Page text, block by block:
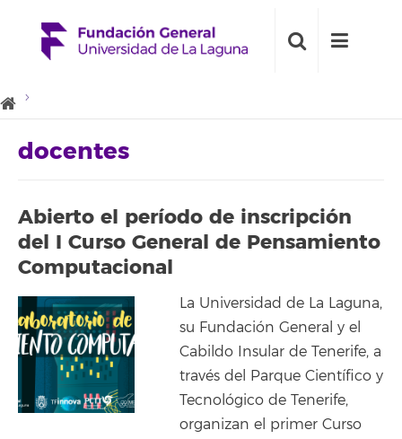
docentes
Abierto el período de inscripción
del I Curso General de Pensamiento
Computacional
La Universidad de La Laguna,
su Fundación General y el
Cabildo Insular de Tenerife, a
través del Parque Científico y
Tecnológico de Tenerife,
organizan el primer Curso